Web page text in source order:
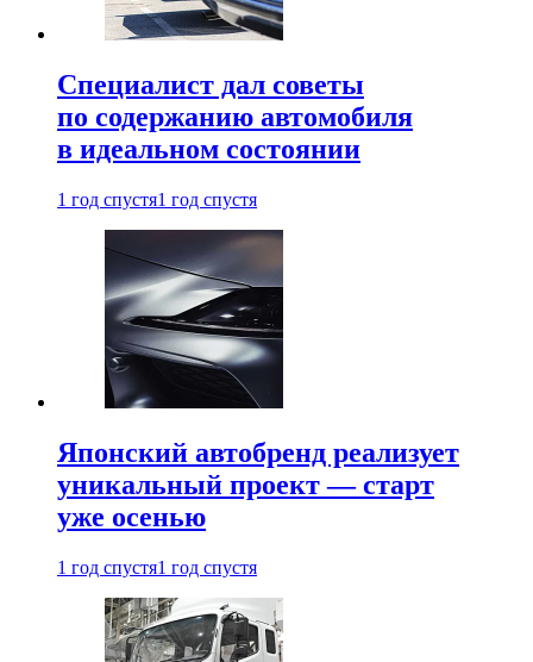
Специалист дал советы
по содержанию автомобиля
в идеальном состоянии
1 год спустя1 год спустя
Японский автобренд реализует
уникальный проект — старт
уже осенью
1 год спустя1 год спустя